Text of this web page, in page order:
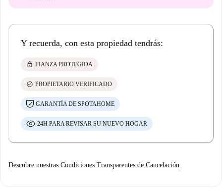
Y recuerda, con esta propiedad tendrás:
lock FIANZA PROTEGIDA
check_circle PROPIETARIO VERIFICADO
GARANTÍA DE SPOTAHOME
24H PARA REVISAR SU NUEVO HOGAR
Descubre nuestras Condiciones Transparentes de Cancelación